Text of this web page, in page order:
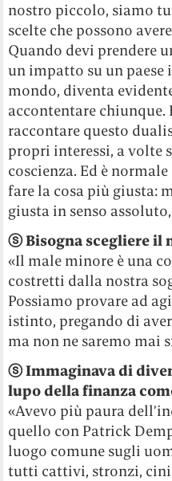
nostro piccolo, siamo
scelte che possono
Quando devi prendere
un impatto su un
mondo, diventa
accontentare chiunque.
raccontare questo
propri interessi, a volte
coscienza. Ed è
fare la cosa più giusta:
giusta in senso
ⓢBisogna scegliere il
«Il male minore è una
costretti dalla nostra
Possiamo provare ad
istinto, pregando di
ma non ne saremo mai
ⓢImmaginava di
lupo della finanza
«Avevo più paura
quello con Patrick
luogo comune sugli
tutti cattivi, stronzi,